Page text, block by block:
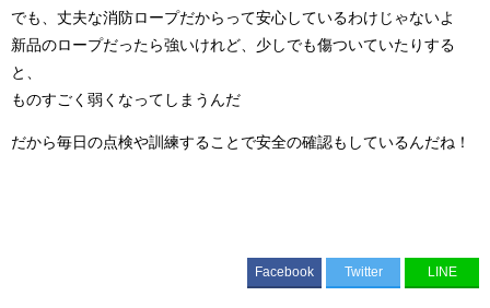
でも、丈夫な消防ロープだからって安心しているわけじゃないよ
新品のロープだったら強いけれど、少しでも傷ついていたりする
と、
ものすごく弱くなってしまうんだ
だから毎日の点検や訓練することで安全の確認もしているんだね！
Facebook Twitter LINE